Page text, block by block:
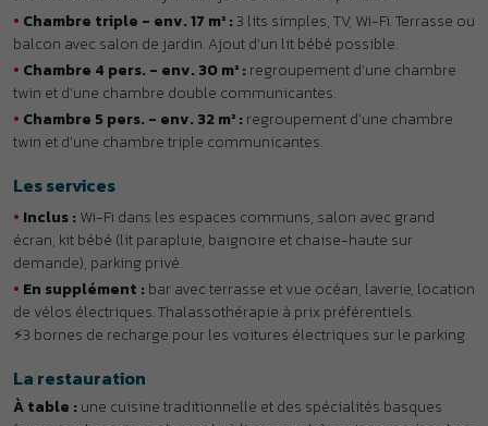
En supplément :
bar avec terrasse et vue océan, laverie, location
de vélos électriques. Thalassothérapie à prix préférentiels.
⚡3 bornes de recharge pour les voitures électriques sur le parking.
La restauration
À table :une cuisine traditionnelle et des spécialités basques
(axoa, jambon piperade, merlu à l’espagnole) sont proposées dans
3 salles de restaurant climatisées accessibles par ascenseur ou en
terrasse avec vue sur l’océan selon la saison. Petit déjeuner,
déjeuner et dîner servis en buffets, plat chaud au choix. Envie de
partir en balade à la journée : réservez votre panier-repas !
DÉTENTE & LOISIRS
À DÉCOUVRIR